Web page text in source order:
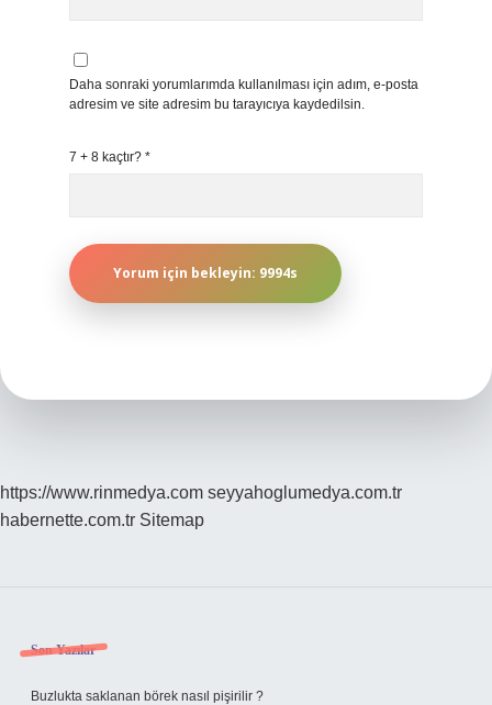
Daha sonraki yorumlarımda kullanılması için adım, e-posta
adresim ve site adresim bu tarayıcıya kaydedilsin.
7 + 8 kaçtır? *
https://www.rinmedya.com seyyahoglumedya.com.tr
habernette.com.tr Sitemap
Sidebar
Son Yazılar
Buzlukta saklanan börek nasıl pişirilir ?